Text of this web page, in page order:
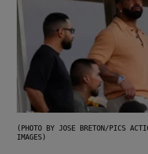
(PHOTO BY JOSE BRETON/PICS
IMAGES)